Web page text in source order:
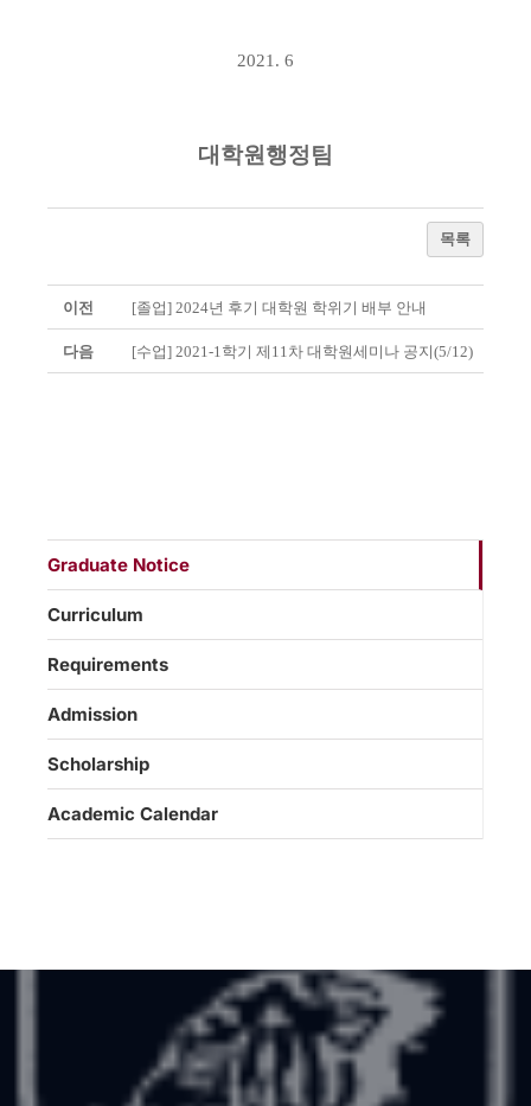
2021. 6
대학원행정팀
목록
이전 [졸업] 2024년 후기 대학원 학위기 배부 안내
다음 [수업] 2021-1학기 제11차 대학원세미나 공지(5/12)
Graduate Notice
Curriculum
Requirements
Admission
Scholarship
Academic Calendar